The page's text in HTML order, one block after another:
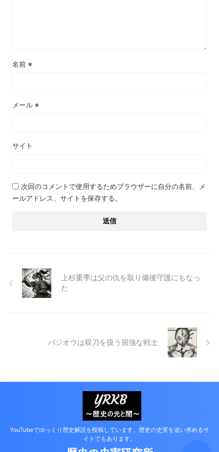
名前 ※
メール ※
サイト
次回のコメントで使用するためブラウザーに自分の名前、メ
ールアドレス、サイトを保存する。
上杉重季は父の仇を取り備後守護にもなっ
た
バジオウは双刀を扱う屈強な戦士
YouTubeでゆっくり歴史解説を投稿しています。歴史の史実を追い求めるサ
イトでもあります。